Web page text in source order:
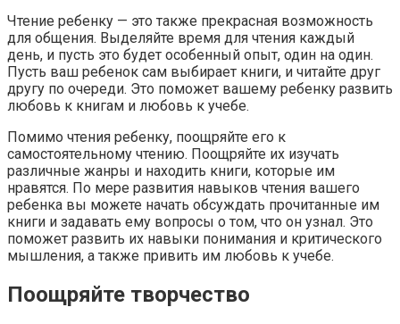
Чтение ребенку — это также прекрасная возможность
для общения. Выделяйте время для чтения каждый
день, и пусть это будет особенный опыт, один на один.
Пусть ваш ребенок сам выбирает книги, и читайте друг
другу по очереди. Это поможет вашему ребенку развить
любовь к книгам и любовь к учебе.
Помимо чтения ребенку, поощряйте его к
самостоятельному чтению. Поощряйте их изучать
различные жанры и находить книги, которые им
нравятся. По мере развития навыков чтения вашего
ребенка вы можете начать обсуждать прочитанные им
книги и задавать ему вопросы о том, что он узнал. Это
поможет развить их навыки понимания и критического
мышления, а также привить им любовь к учебе.
Поощряйте творчество